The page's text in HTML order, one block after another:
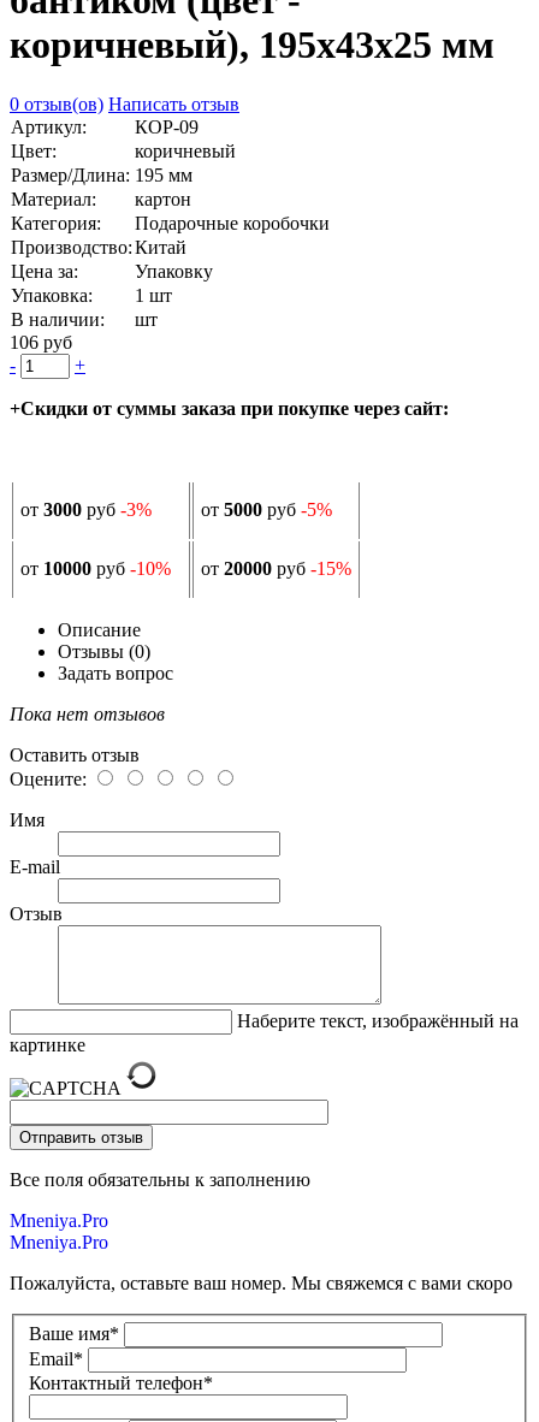
коричневый), 195х43х25 мм
0 отзыв(ов) Написать отзыв
Артикул:
КОР-09
Цвет:
коричневый
Размер/Длина: 195 мм
Материал:
картон
Категория:
Подарочные коробочки
Производство:Китай
Цена за:
Упаковку
Упаковка:
1 шт
В наличии:
шт
106 руб
-
+
+Скидки от суммы заказа при покупке через сайт:
от 3000 руб -3% от 5000 руб -5%
от 10000 руб -10% от 20000 руб -15%
Описание
Отзывы (0)
Задать вопрос
Пока нет отзывов
Оставить отзыв
Оцените:
Имя
E-mail
Отзыв
Наберите текст, изображённый на
картинке
Все поля обязательны к заполнению
Mneniya.Pro
Mneniya.Pro
Пожалуйста, оставьте ваш номер. Мы свяжемся с вами скоро
Ваше имя*
Email*
Контактный телефон*